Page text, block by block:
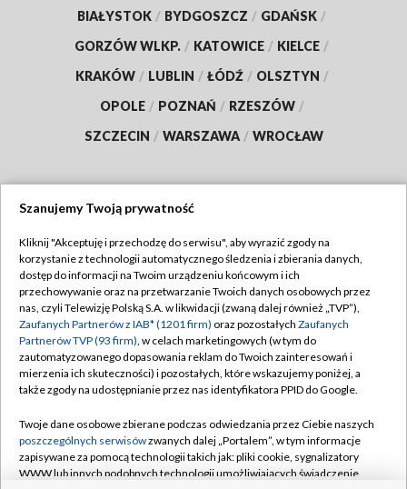
BIAŁYSTOK / BYDGOSZCZ / GDAŃSK /
GORZÓW WLKP. / KATOWICE / KIELCE /
KRAKÓW / LUBLIN / ŁÓDŹ / OLSZTYN /
OPOLE / POZNAŃ / RZESZÓW /
SZCZECIN / WARSZAWA / WROCŁAW
TVP
Abonament TVP
Emisja w TVP
Centrum informacji TVP
Naziemna Telewizja Cyfrowa
Rada Programowa
System NOS
Regulamin TVP
Polityka prywatności
Moje zgody
Pomoc
Kontakt
Szanujemy Twoją prywatność
Kliknij "Akceptuję i przechodzę do serwisu", aby wyrazić zgody na
korzystanie z technologii automatycznego śledzenia i zbierania danych,
dostęp do informacji na Twoim urządzeniu końcowym i ich
przechowywanie oraz na przetwarzanie Twoich danych osobowych przez
nas, czyli Telewizję Polską S.A. w likwidacji (zwaną dalej również „TVP”),
Zaufanych Partnerów z IAB* (1201 firm) oraz pozostałych Zaufanych
Partnerów TVP (93 firm), w celach marketingowych (w tym do
zautomatyzowanego dopasowania reklam do Twoich zainteresowań i
mierzenia ich skuteczności) i pozostałych, które wskazujemy poniżej, a
także zgody na udostępnianie przez nas identyfikatora PPID do Google.
Twoje dane osobowe zbierane podczas odwiedzania przez Ciebie naszych
poszczególnych serwisówzwanych dalej „Portalem”, w tym informacje
zapisywane za pomocą technologii takich jak: pliki cookie, sygnalizatory
WWW lub innych podobnych technologii umożliwiających świadczenie